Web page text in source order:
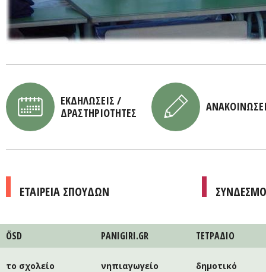
ΕΚΔΗΛΩΣΕΙΣ /
ΔΡΑΣΤΗΡΙΟΤΗΤΕΣ
ΕΤΑΙΡΕΙΑ ΣΠΟΥΔΩΝ
ÖSD PANIGIRI.GR ΤΕΤΡAΔΙΟ
το σχολείο νηπιαγωγείο δημοτικό